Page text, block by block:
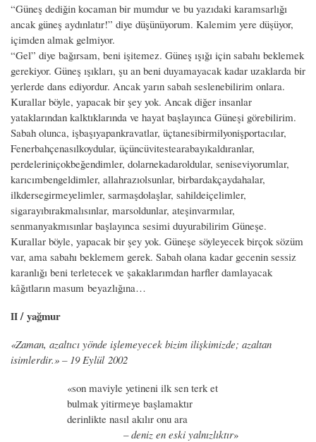
“Güneş dediğin kocaman bir mumdur ve bu yazıdaki karamsarlığı
ancak güneş aydınlatır!” diye düşünüyorum. Kalemim yere düşüyor,
içimden almak gelmiyor.
“Gel” diye bağırsam, beni işitemez. Güneş ışığı için sabahı beklemek
gerekiyor. Güneş ışıkları, şu an beni duyamayacak kadar uzaklarda bir
yerlerde dans ediyordur. Ancak yarın sabah seslenebilirim onlara.
Kurallar böyle, yapacak bir şey yok. Ancak diğer insanlar
yataklarından kalktıklarında ve hayat başlayınca Güneşi görebilirim.
Sabah olunca, işbaşıyapankravatlar, üçtanesibirmilyonişportacılar,
Fenerbahçenasılkoydular, üçüncüvitestearabayıkaldıranlar,
perdeleriniçokbeğendimler, dolarnekadaroldular, seniseviyorumlar,
karıcımbengeldimler, allahrazıolsunlar, birbardakçaydahalar,
ilkdersegirmeyelimler, sarmaşdolaşlar, sahildeiçelimler,
sigarayıbırakmalısınlar, marsoldunlar, ateşinvarmılar,
senmanyakmısınlar başlayınca sesimi duyurabilirim Güneşe.
Kurallar böyle, yapacak bir şey yok. Güneşe söyleyecek birçok sözüm
var, ama sabahı beklemem gerek. Sabah olana kadar gecenin sessiz
karanlığı beni terletecek ve şakaklarımdan harfler damlayacak
kâğıtların masum beyazlığına…
II/ yağmur
«Zaman, azaltıcı yönde işlemeyecek bizim ilişkimizde; azaltan
isimlerdir.» – 19 Eylül 2002
«son maviyle yetineni ilk sen terk et
bulmak yitirmeye başlamaktır
derinlikte nasıl akılır onu ara
–deniz en eski yalnızlıktır»